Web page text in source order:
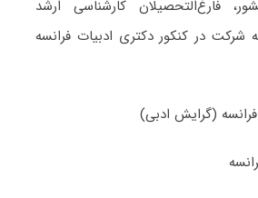
فارغ‌التحصیلان کارشناسی ارشد
شرکت در کنکور دکتری ادبیات فراﻧﺴﻪ
فرانسه (گرایش ادبی)